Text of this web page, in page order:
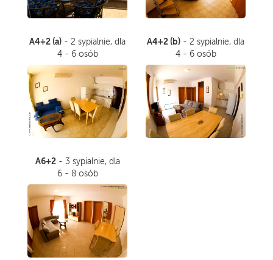
A4+2 (a) - 2 sypialnie, dla
4 - 6 osób
A4+2 (b) - 2 sypialnie, dla
4 - 6 osób
A6+2- 3 sypialnie, dla
6 - 8 osób